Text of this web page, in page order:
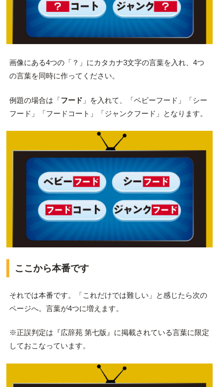
画像にある4つの「？」にカタカナ3文字の言葉を入れ、4つ
の言葉を同時に作ってください。
例題の場合は「フード 」を入れて、「ベビーフード」「シー
フード」「フードコート」「ジャンクフード」となります。
ここから本番です
それでは本番です。「これだけでは難しい」と感じたら次の
ページへ。言葉が4つに増えます。
※正誤判定は『広辞苑 第七版』に掲載されている言葉に限定
しておこなっています。